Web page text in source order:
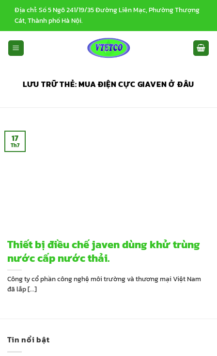
nội
dung
Địa chỉ: Số 5 Ngõ 241/19/35 Đường Liên Mạc, Phường Thượng
Cát, Thành phố Hà Nội.
LƯU TRỮ THẺ:MUA ĐIỆN CỰC GIAVEN Ở ĐÂU
Thiết bị điều chế javen dùng khử trùng
nước cấp nước thải.
Công ty cổ phần công nghệ môi trường và thương mại Việt Nam
đã lắp [...]
17
Th7
Tin nổi bật